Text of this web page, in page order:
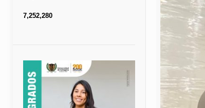
7,252,280